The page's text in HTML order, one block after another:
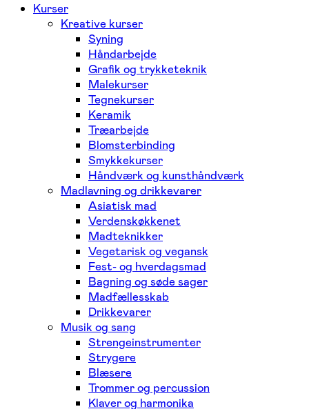
Kurser
Kreative kurser
Syning
Håndarbejde
Grafik og trykketeknik
Malekurser
Tegnekurser
Keramik
Træarbejde
Blomsterbinding
Smykkekurser
Håndværk og kunsthåndværk
Madlavning og drikkevarer
Asiatisk mad
Verdenskøkkenet
Madteknikker
Vegetarisk og vegansk
Fest- og hverdagsmad
Bagning og søde sager
Madfællesskab
Drikkevarer
Musik og sang
Strengeinstrumenter
Strygere
Blæsere
Trommer og percussion
Klaver og harmonika